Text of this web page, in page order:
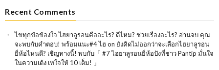
Recent Comments
ไขทุกข้อข้องใจ ไฮยาลูรอนคืออะไร? ดีไหม? ช่วยเรื่องอะไร? อ่านจบ คุณ
จะพบกับคำตอบ! พร้อมแนะ#4 ไฮ on ยังคิดไม่ออกว่าจะเลือกไฮยาลูรอน
ยี่ห้อไหนดี? เชิญทางนี้! พบกับ「 #7 ไฮยาลูรอนยี่ห้อปังที่ชาว Pantip มั่นใจ
ในความเด้ง เทใจให้ 10 เต็ม! 」